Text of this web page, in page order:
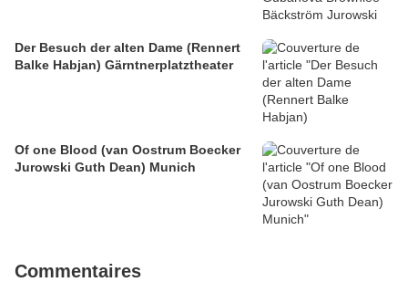
Der Besuch der alten Dame (Rennert
Balke Habjan) Gärntnerplatztheater
Of one Blood (van Oostrum Boecker
Jurowski Guth Dean) Munich
Commentaires